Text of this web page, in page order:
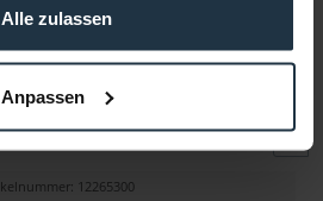
Alle zulassen
Anpassen
für Slingshot
12265300